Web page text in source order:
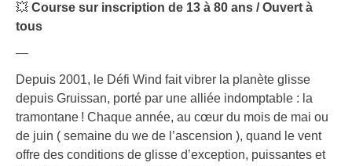
💥 Course sur inscription de 13 à 80 ans / Ouvert à
tous
—
Depuis 2001, le Défi Wind fait vibrer la planète glisse
depuis Gruissan, porté par une alliée indomptable : la
tramontane ! Chaque année, au cœur du mois de mai ou
de juin ( semaine du we de l’ascension ), quand le vent
offre des conditions de glisse d’exception, puissantes et